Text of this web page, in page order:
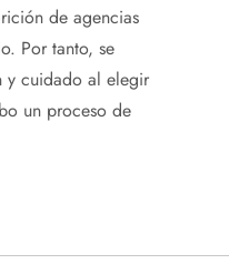
de agencias
Por tanto, se
y cuidado al elegir
un proceso de